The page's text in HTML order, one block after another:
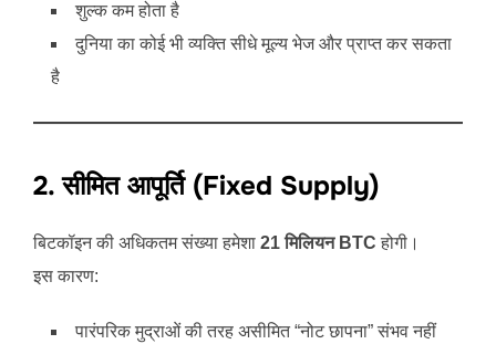
शुल्क कम होता है
दुनिया का कोई भी व्यक्ति सीधे मूल्य भेज और प्राप्त कर सकता
है
2. सीमित आपूर्ति (Fixed Supply)
बिटकॉइन की अधिकतम संख्या हमेशा 21 मिलियन BTC होगी।
इस कारण:
पारंपरिक मुद्राओं की तरह असीमित “नोट छापना” संभव नहीं